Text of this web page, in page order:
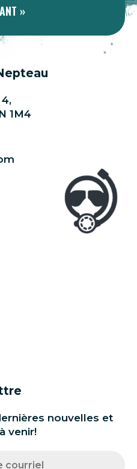
»
1M4
nouvelles et
venir!